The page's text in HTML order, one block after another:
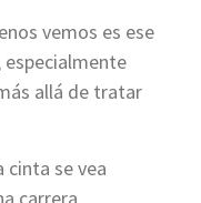
vemos es ese
allá de tratar
cinta se vea